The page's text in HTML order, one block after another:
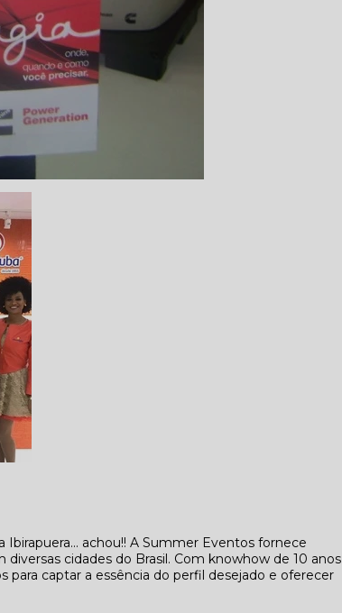
achou!! A Summer Eventos fornece
cidades do Brasil. Com knowhow de 10 anos
captar a essência do perfil desejado e oferecer